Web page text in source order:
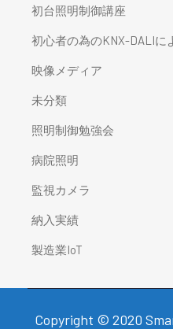
初台照明制御講座
初心者の為のKNX-DALIに
映像メディア
未分類
照明制御勉強会
病院照明
監視カメラ
納入実績
製造業IoT
Copyright © 2020